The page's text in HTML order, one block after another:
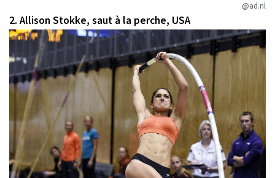
@ad.nl
2. Allison Stokke, saut à la perche, USA